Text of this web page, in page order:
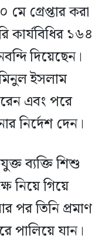
গ্রেপ্তার করা
১৬৪
দিয়েছেন।
ইসলাম
এবং পরে
নির্দেশ দেন।
ব্যক্তি শিশু
নিয়ে গিয়ে
পর তিনি প্রমাণ
পালিয়ে যান।